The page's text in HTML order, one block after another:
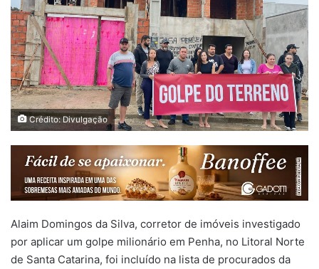
Crédito: Divulgação
Alaim Domingos da Silva, corretor de imóveis investigado
por aplicar um golpe milionário em Penha, no Litoral Norte
de Santa Catarina, foi incluído na lista de procurados da